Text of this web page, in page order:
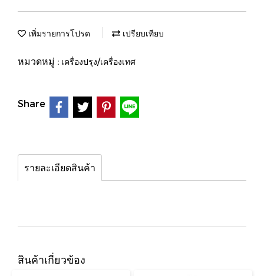
เพิ่มรายการโปรด เปรียบเทียบ
หมวดหมู่ : เครื่องปรุง/เครื่องเทศ
Share
รายละเอียดสินค้า
สินค้าเกี่ยวข้อง